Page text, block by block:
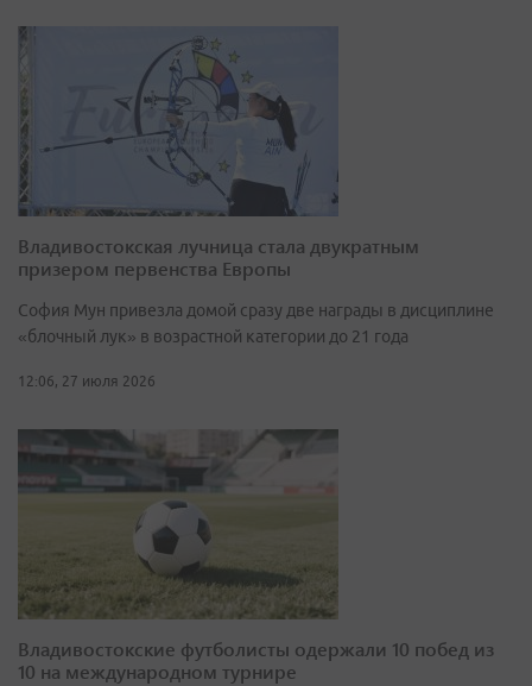
Владивостокская лучница стала двукратным
призером первенства Европы
София Мун привезла домой сразу две награды в дисциплине
«блочный лук» в возрастной категории до 21 года
12:06, 27 июля 2026
Владивостокские футболисты одержали 10 побед из
10 на международном турнире